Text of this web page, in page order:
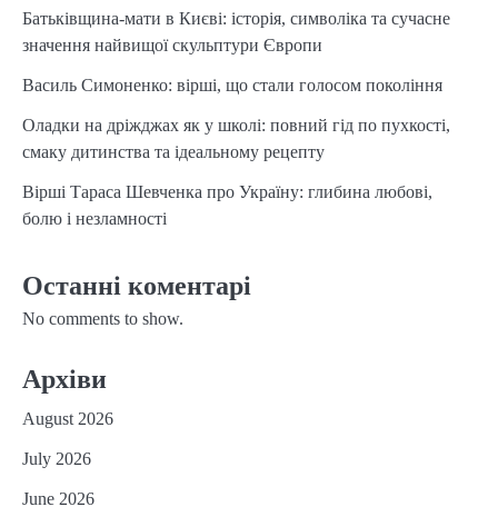
Батьківщина-мати в Києві: історія, символіка та сучасне
значення найвищої скульптури Європи
Василь Симоненко: вірші, що стали голосом покоління
Оладки на дріжджах як у школі: повний гід по пухкості,
смаку дитинства та ідеальному рецепту
Вірші Тараса Шевченка про Україну: глибина любові,
болю і незламності
Останні коментарі
No comments to show.
Архіви
August 2026
July 2026
June 2026